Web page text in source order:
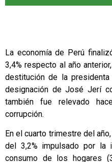
La economía de Perú
3,4% respecto al año
destitución de la
designación de José Jerí
también fue relevado
corrupción.
En el cuarto trimestre del
del 3,2% impulsado por la
consumo de los hogares